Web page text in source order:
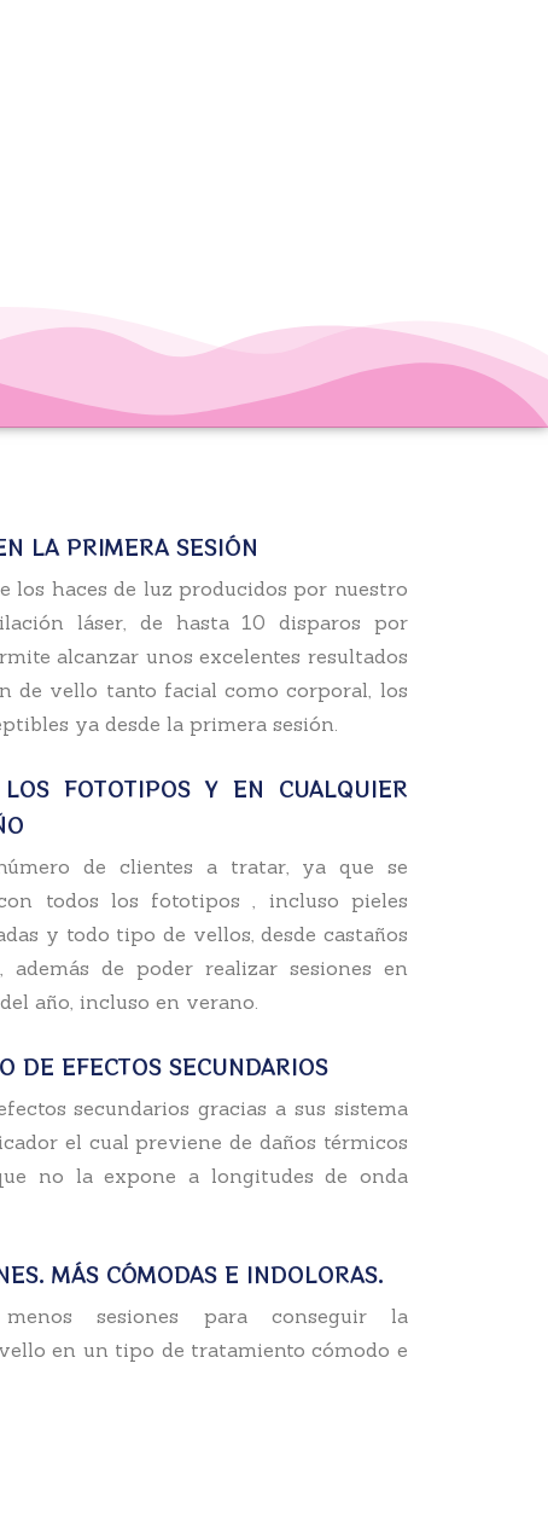
LA PRIMERA SESIÓN
los haces de luz producidos por nuestro
láser, de hasta 10 disparos por
alcanzar unos excelentes resultados
de vello tanto facial como corporal, los
ya desde la primera sesión.
FOTOTIPOS Y EN CUALQUIER
de clientes a tratar, ya que se
todos los fototipos , incluso pieles
y todo tipo de vellos, desde castaños
además de poder realizar sesiones en
año, incluso en verano.
DE EFECTOS SECUNDARIOS
secundarios gracias a sus sistema
el cual previene de daños térmicos
no la expone a longitudes de onda
MÁS CÓMODAS E INDOLORAS.
sesiones para conseguir la
en un tipo de tratamiento cómodo e